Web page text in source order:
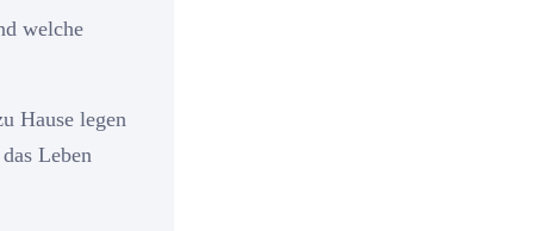
welche
Hause legen
Leben